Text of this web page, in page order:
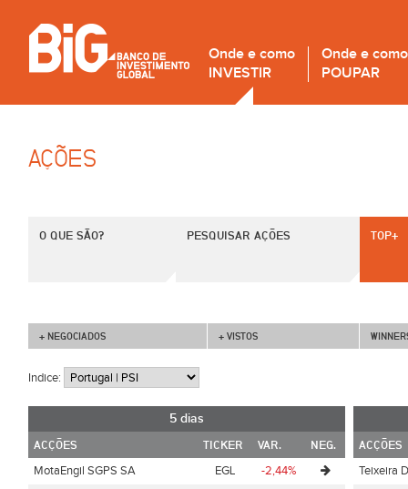
Onde e como
INVESTIR
Onde e como
POUPAR
AÇÕES
O QUE SÃO? PESQUISAR AÇÕES TOP+
+ NEGOCIADOS + VISTOS
Indice:
5 dias
ACÇÕES TICKER VAR.
NEG.
MotaEngil SGPS SA
EGL
-2,44%
ACÇÕES
Teixeira